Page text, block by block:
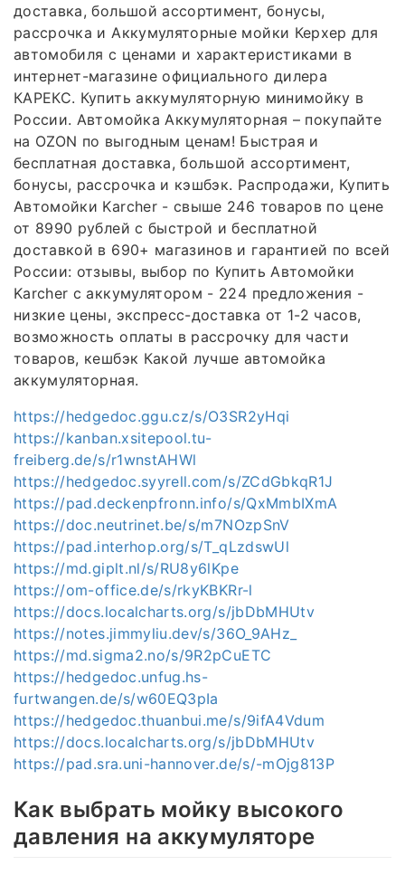
доставка, большой ассортимент, бонусы,
рассрочка и Аккумуляторные мойки Керхер для
автомобиля с ценами и характеристиками в
интернет-магазине официального дилера
КАРЕКС. Купить аккумуляторную минимойку в
России. Автомойка Аккумуляторная – покупайте
на OZON по выгодным ценам! Быстрая и
бесплатная доставка, большой ассортимент,
бонусы, рассрочка и кэшбэк. Распродажи, Купить
Автомойки Karcher - свыше 246 товаров по цене
от 8990 рублей с быстрой и бесплатной
доставкой в 690+ магазинов и гарантией по всей
России: отзывы, выбор по Купить Автомойки
Karcher с аккумулятором - 224 предложения -
низкие цены, экспресс-доставка от 1-2 часов,
возможность оплаты в рассрочку для части
товаров, кешбэк Какой лучше автомойка
аккумуляторная.
https://hedgedoc.ggu.cz/s/O3SR2yHqi
https://kanban.xsitepool.tu-
freiberg.de/s/r1wnstAHWl
https://hedgedoc.syyrell.com/s/ZCdGbkqR1J
https://pad.deckenpfronn.info/s/QxMmbIXmA
https://doc.neutrinet.be/s/m7NOzpSnV
https://pad.interhop.org/s/T_qLzdswUl
https://md.giplt.nl/s/RU8y6lKpe
https://om-office.de/s/rkyKBKRr-l
https://docs.localcharts.org/s/jbDbMHUtv
https://notes.jimmyliu.dev/s/36O_9AHz_
https://md.sigma2.no/s/9R2pCuETC
https://hedgedoc.unfug.hs-
furtwangen.de/s/w60EQ3pIa
https://hedgedoc.thuanbui.me/s/9ifA4Vdum
https://docs.localcharts.org/s/jbDbMHUtv
https://pad.sra.uni-hannover.de/s/-mOjg813P
Как выбрать мойку высокого
давления на аккумуляторе